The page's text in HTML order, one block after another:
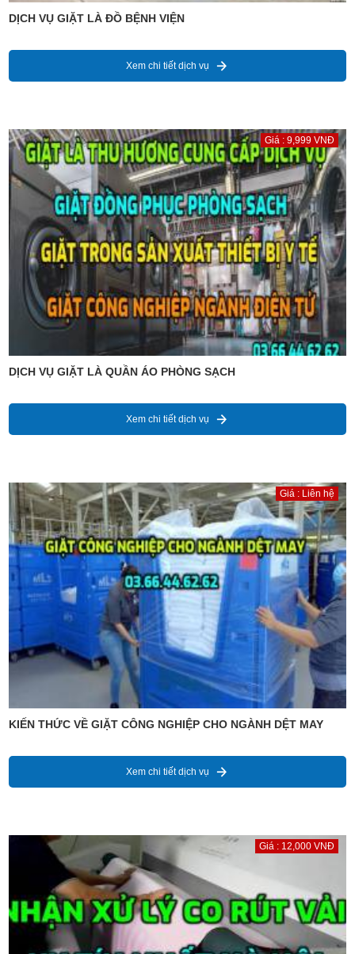
DỊCH VỤ GIẶT LÀ ĐỒ BỆNH VIỆN
Xem chi tiết dịch vụ
Giá : 9,999 VNĐ
DỊCH VỤ GIẶT LÀ QUẦN ÁO PHÒNG SẠCH
Xem chi tiết dịch vụ
Giá : Liên hệ
KIẾN THỨC VỀ GIẶT CÔNG NGHIỆP CHO NGÀNH DỆT MAY
Xem chi tiết dịch vụ
Giá : 12,000 VNĐ